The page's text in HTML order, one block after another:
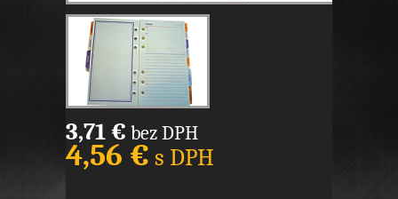
3,71 € bez DPH
4,56 € s DPH